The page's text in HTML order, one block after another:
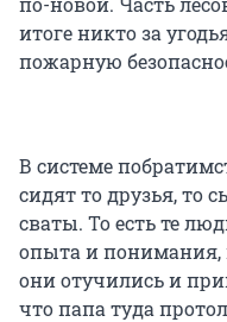
итоге никто за
пожарную
В системе
сидят то друзья, то
сваты. То есть те
опыта и понимания,
они отучились и
что папа туда